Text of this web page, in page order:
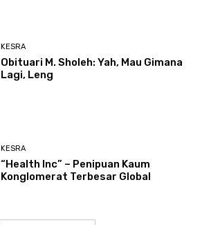
KESRA
Obituari M. Sholeh: Yah, Mau Gimana
Lagi, Leng
KESRA
“Health Inc” – Penipuan Kaum
Konglomerat Terbesar Global